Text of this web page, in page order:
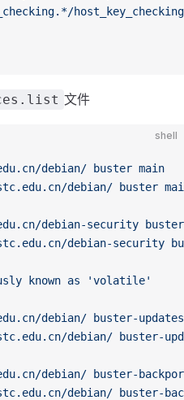
文件
shell
debian/ buster main
debian/ buster
debian-security
debian-security
known as 'volatile'
debian/ buster-updates
debian/ buster-
debian/ buster-
debian/ buster-